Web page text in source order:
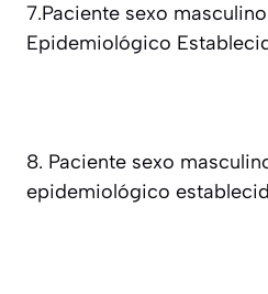
7.Paciente sexo
Epidemiológico
8. Paciente sexo
epidemiológico